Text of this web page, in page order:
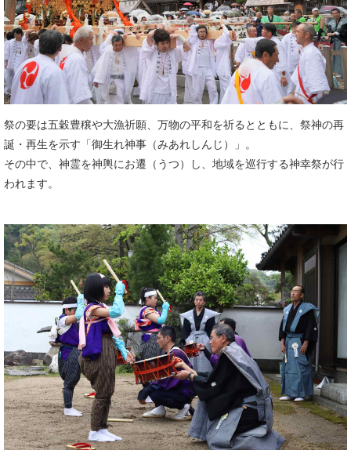
祭の要は五穀豊穣や大漁祈願、万物の平和を祈るとともに、祭神の再
誕・再生を示す「御生れ神事（みあれしんじ）」。
その中で、神霊を神輿にお遷（うつ）し、地域を巡行する神幸祭が行
われます。